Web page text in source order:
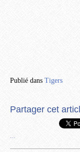
Publié dans Tigers
Partager cet